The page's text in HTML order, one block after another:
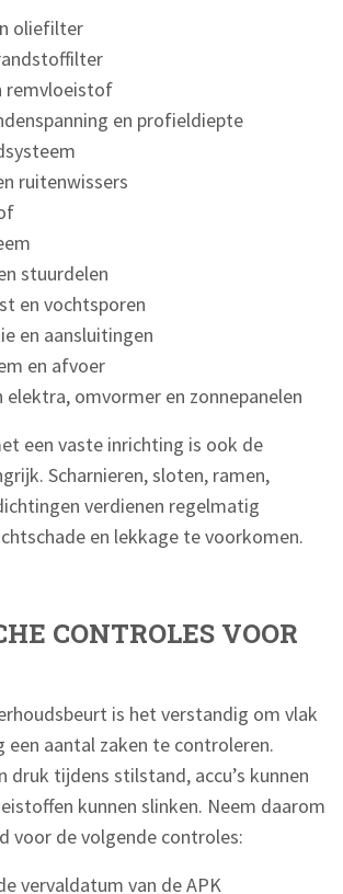
oliefilter
remvloeistof
en profieldiepte
ruitenwissers
stuurdelen
en vochtsporen
en aansluitingen
en afvoer
elektra, omvormer en zonnepanelen
een vaste inrichting is ook de
Scharnieren, sloten, ramen,
verdienen regelmatig
en lekkage te voorkomen.
CONTROLES VOOR
is het verstandig om vlak
een aantal zaken te controleren.
druk tijdens stilstand, accu’s kunnen
kunnen slinken. Neem daarom
voor de volgende controles:
vervaldatum van de APK